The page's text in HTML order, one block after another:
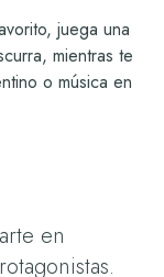
juega una
mientras te
o música en
en